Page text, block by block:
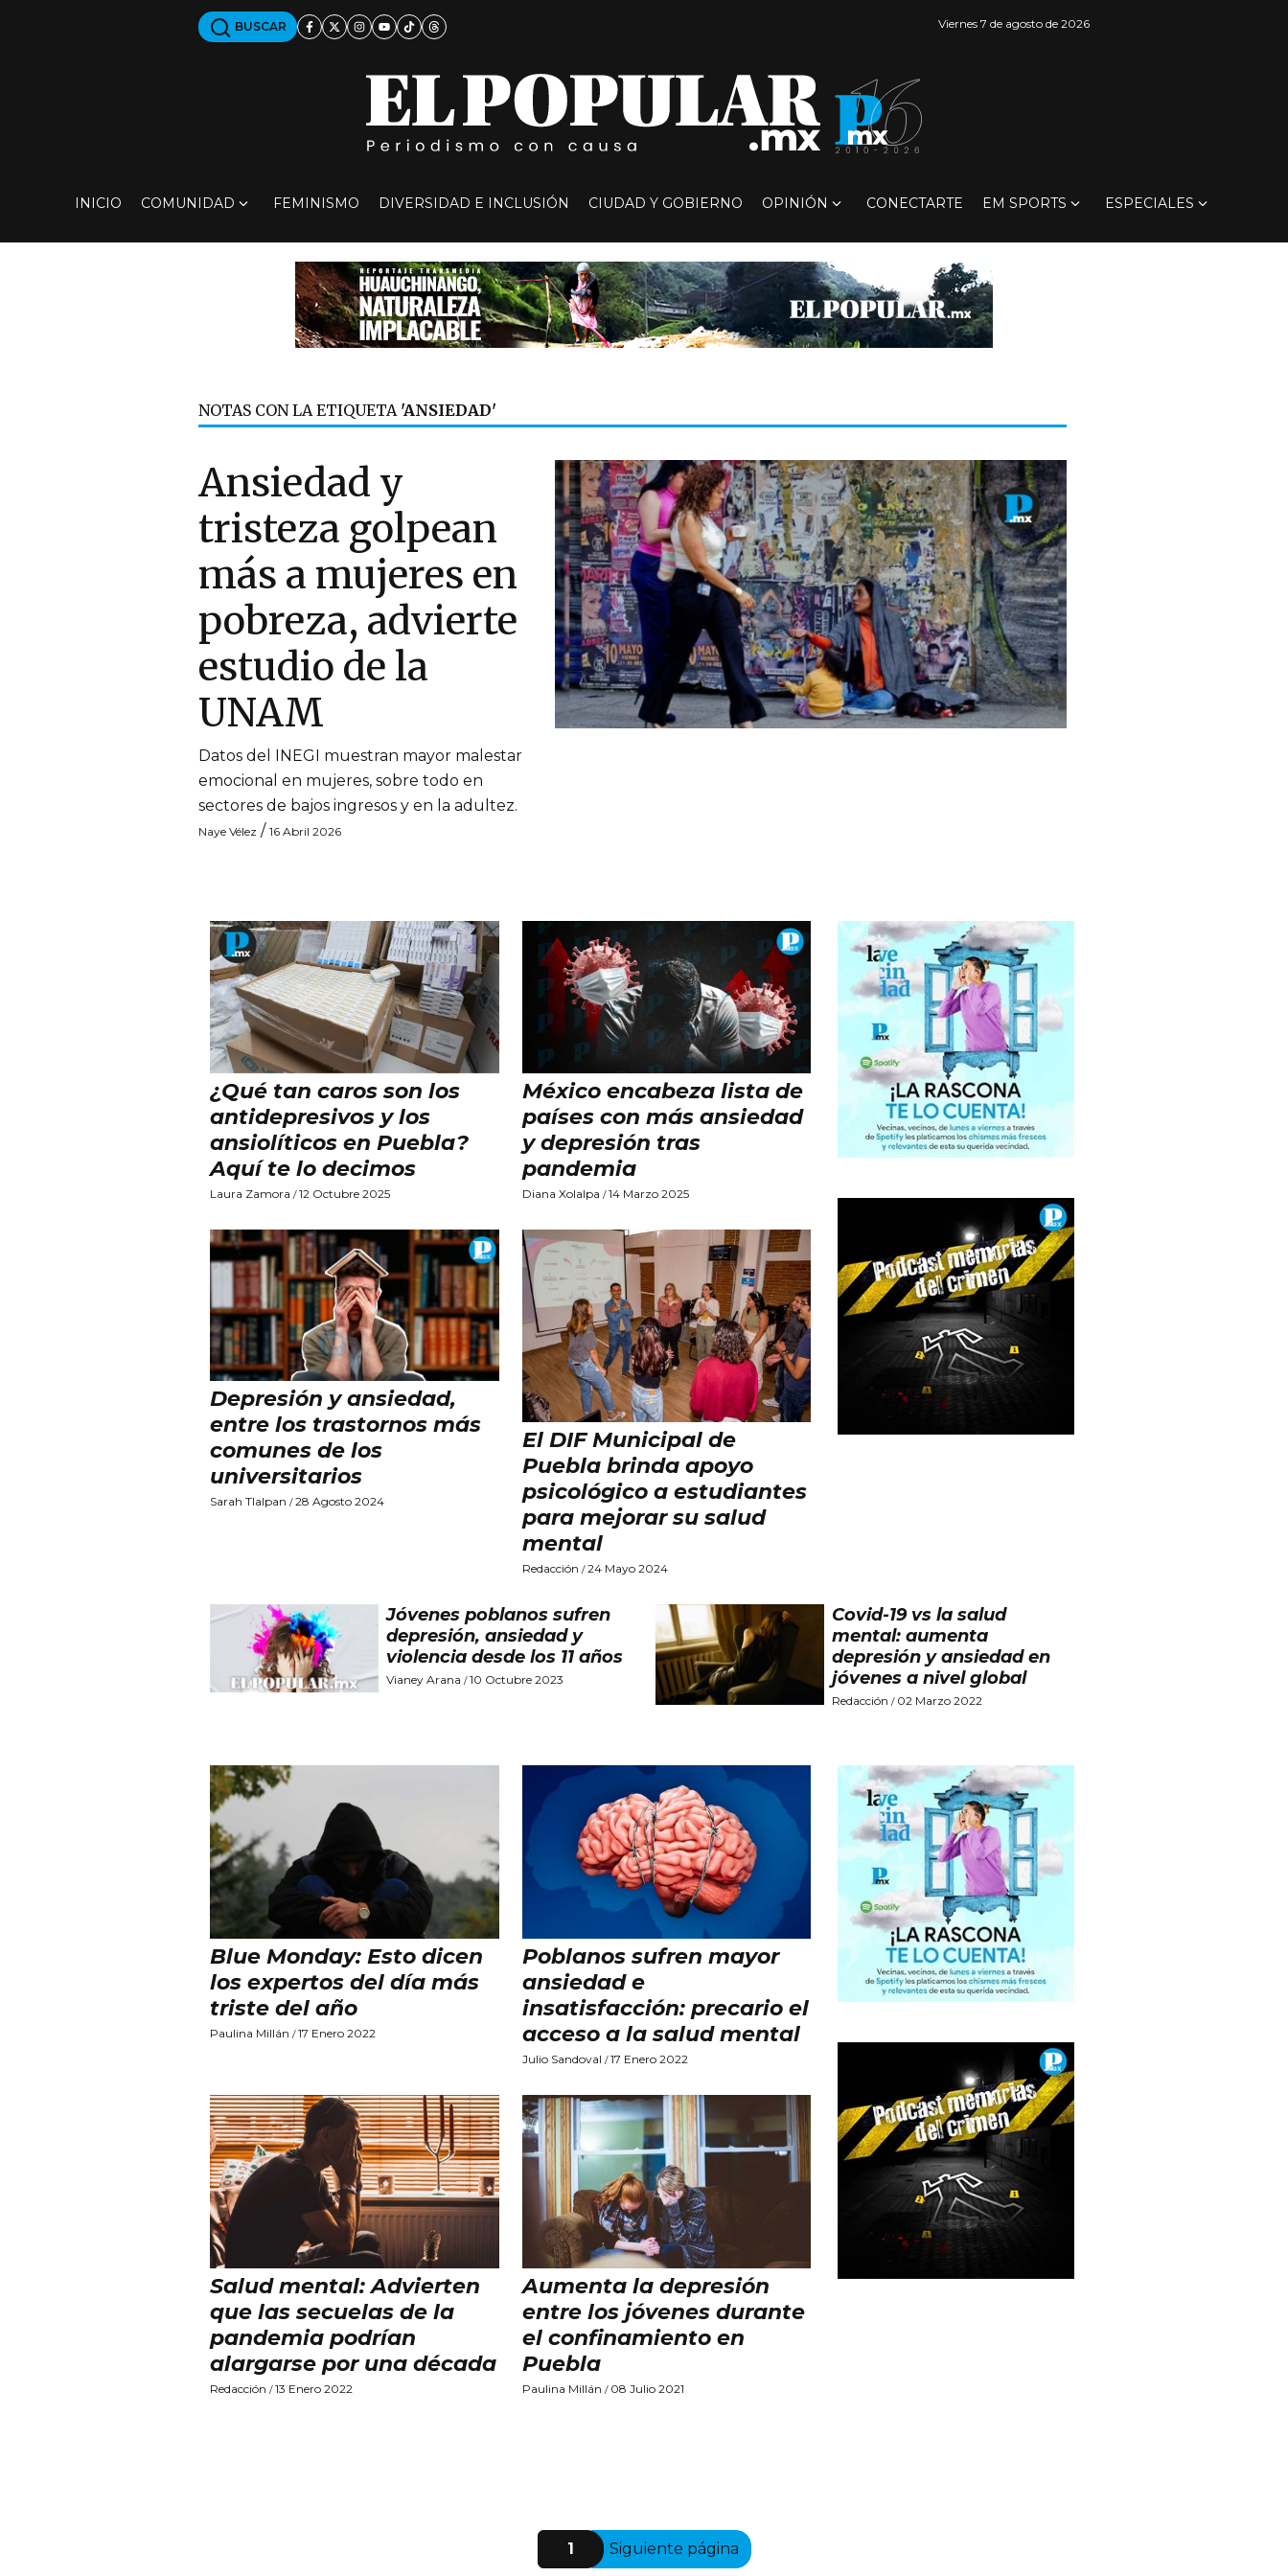
BUSCAR Viernes 7 de agosto de 2026
INICIO COMUNIDAD FEMINISMO DIVERSIDAD E INCLUSIÓN CIUDAD Y GOBIERNO OPINIÓN CONECTARTE EM SPORTS ESPECIALES
NOTAS CON LA ETIQUETA 'ANSIEDAD'
Ansiedad y
tristeza golpean
más a mujeres en
pobreza, advierte
estudio de la
UNAM
Datos del INEGI muestran mayor malestar
emocional en mujeres, sobre todo en
sectores de bajos ingresos y en la adultez.
Naye Vélez / 16 Abril 2026
¿Qué tan caros son los
antidepresivos y los
ansiolíticos en Puebla?
Aquí te lo decimos
Laura Zamora /12 Octubre 2025
México encabeza lista de
países con más ansiedad
y depresión tras
pandemia
Diana Xolalpa /14 Marzo 2025
Depresión y ansiedad,
entre los trastornos más
comunes de los
universitarios
Sarah Tlalpan /28 Agosto 2024
El DIF Municipal de
Puebla brinda apoyo
psicológico a estudiantes
para mejorar su salud
mental
Redacción /24 Mayo 2024
Jóvenes poblanos sufren
depresión, ansiedad y
violencia desde los 11 años
Vianey Arana /10 Octubre 2023
Covid-19 vs la salud
mental: aumenta
depresión y ansiedad en
jóvenes a nivel global
Redacción / 02 Marzo 2022
Blue Monday: Esto dicen
los expertos del día más
triste del año
Paulina Millán /17 Enero 2022
Poblanos sufren mayor
ansiedad e
insatisfacción: precario el
acceso a la salud mental
Julio Sandoval /17 Enero 2022
Salud mental: Advierten
que las secuelas de la
pandemia podrían
alargarse por una década
Redacción /13 Enero 2022
Aumenta la depresión
entre los jóvenes durante
el confinamiento en
Puebla
Paulina Millán / 08 Julio 2021
1 Siguiente página